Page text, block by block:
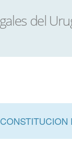
CONSTITUCION